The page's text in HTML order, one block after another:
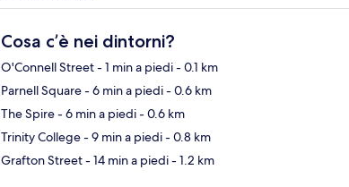
Cosa c’è nei dintorni?
O'Connell Street- 1 min a piedi- 0.1 km
Parnell Square- 6 min a piedi- 0.6 km
The Spire- 6 min a piedi- 0.6 km
Trinity College- 9 min a piedi- 0.8 km
Grafton Street- 14 min a piedi- 1.2 km